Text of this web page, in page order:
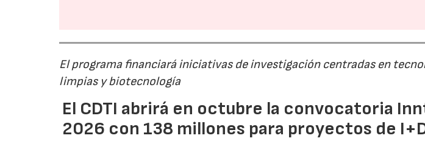
El programa financiará iniciativas de investigación centradas en
limpias y biotecnología
El CDTI abrirá en octubre la convocatoria
2026 con 138 millones para proyectos de